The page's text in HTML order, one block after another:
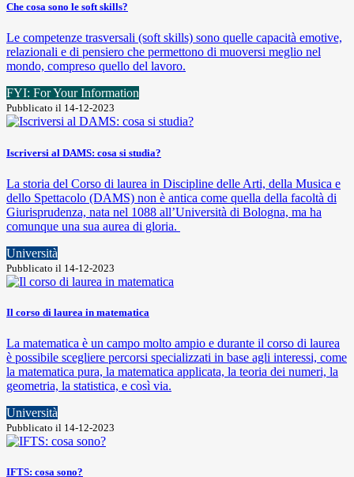
Che cosa sono le soft skills?
Le competenze trasversali (soft skills) sono quelle capacità emotive,
relazionali e di pensiero che permettono di muoversi meglio nel
mondo, compreso quello del lavoro.
FYI: For Your Information
Pubblicato il 14-12-2023
Iscriversi al DAMS: cosa si studia?
La storia del Corso di laurea in Discipline delle Arti, della Musica e
dello Spettacolo (DAMS) non è antica come quella della facoltà di
Giurisprudenza, nata nel 1088 all’Università di Bologna, ma ha
comunque una sua aurea di gloria.
Università
Pubblicato il 14-12-2023
Il corso di laurea in matematica
La matematica è un campo molto ampio e durante il corso di laurea
è possibile scegliere percorsi specializzati in base agli interessi, come
la matematica pura, la matematica applicata, la teoria dei numeri, la
geometria, la statistica, e così via.
Università
Pubblicato il 14-12-2023
IFTS: cosa sono?